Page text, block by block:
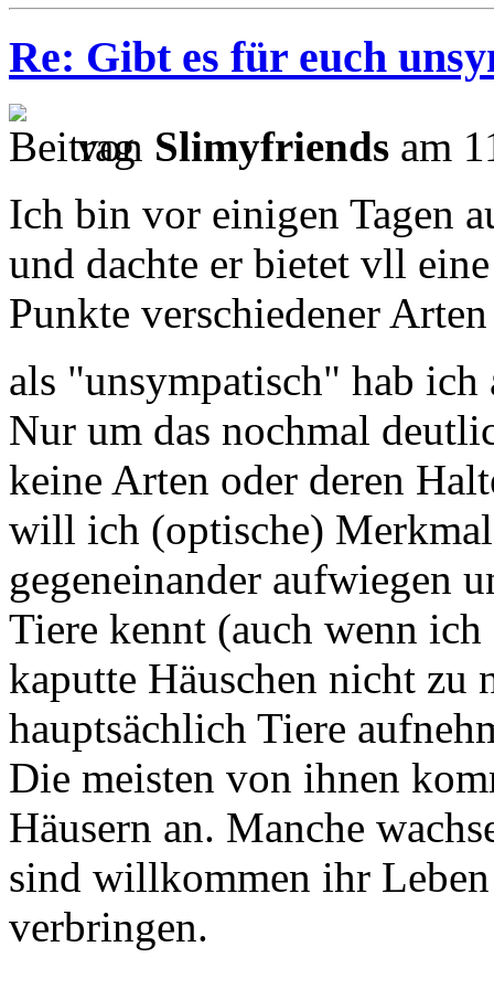
Re: Gibt es für euch
von Slimyfriends am
Ich bin vor einigen Tagen
und dachte er bietet vll
Punkte verschiedener
als "unsympatisch" hab
Nur um das nochmal
keine Arten oder deren
will ich (optische)
gegeneinander aufwiegen
Tiere kennt (auch wenn
kaputte Häuschen nicht zu
hauptsächlich Tiere
Die meisten von ihnen
Häusern an. Manche
sind willkommen ihr
verbringen.